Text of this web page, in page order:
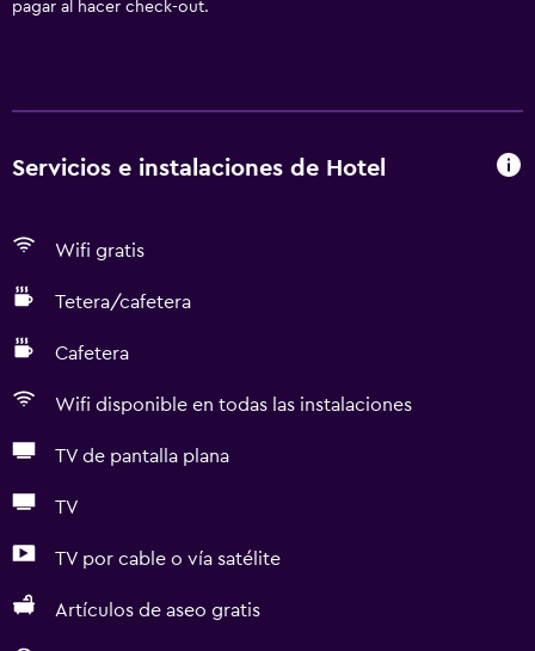
pagar al hacer check-out.
Servicios e instalaciones de Hotel
Wifi gratis
Tetera/cafetera
Cafetera
Wifi disponible en todas las instalaciones
TV de pantalla plana
TV
TV por cable o vía satélite
Artículos de aseo gratis